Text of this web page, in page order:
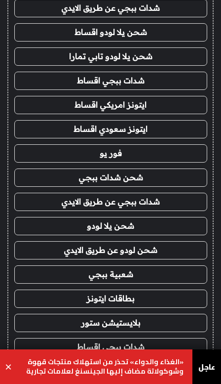
شدات ببجي عن طريق الايدي
شحن يلا لودو اقساط
شحن يلا لودو تابي تمارا
شدات ببجي اقساط
ايتونز امريكي اقساط
ايتونز سعودي اقساط
فور يو
شحن شدات ببجي
شدات ببجي عن طريق الايدي
شحن يلا لودو
شحن لودو عن طريق الايدي
شعبية ببجي
بطاقات ايتونز
بلايستيشن ستور
شدات ببجي اقساط
ايتونز امريكي اقساط
عاجل «الغذاء والدواء» تحذر من استهلاك منتجات قهوة
وشوكولاتة مضاف إليها الجينسنغ لعلامات تجارية ×